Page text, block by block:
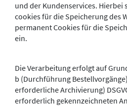
und der Kundenservices. Hierbei
cookies für die Speicherung des
permanent Cookies für die
ein.
Die Verarbeitung erfolgt auf
b (Durchführung
erforderliche Archivierung)
erforderlich gekennzeichneten